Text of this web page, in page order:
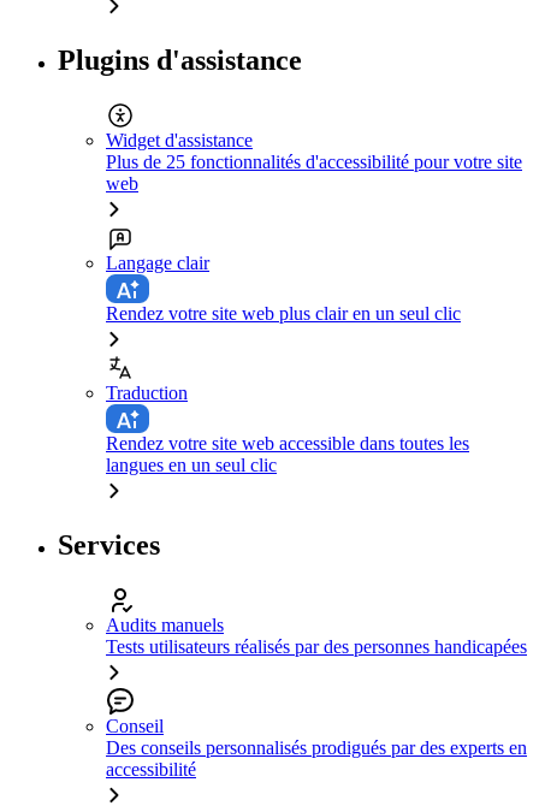
Plugins d'assistance
Widget d'assistance
Plus de 25 fonctionnalités d'accessibilité pour votre site
web
Langage clair
Rendez votre site web plus clair en un seul clic
Traduction
Rendez votre site web accessible dans toutes les
langues en un seul clic
Services
Audits manuels
Tests utilisateurs réalisés par des personnes handicapées
Conseil
Des conseils personnalisés prodigués par des experts en
accessibilité